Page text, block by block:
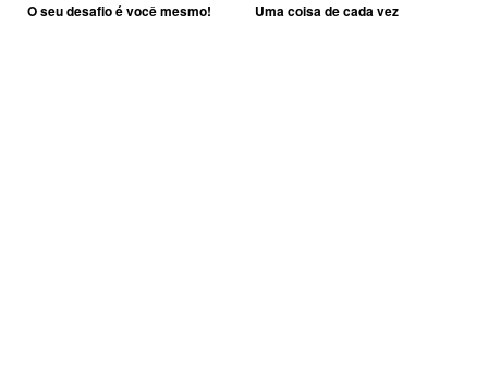
O seu desafio é você mesmo! Uma coisa de cada vez